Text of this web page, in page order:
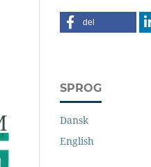
del
SPROG
Dansk
English